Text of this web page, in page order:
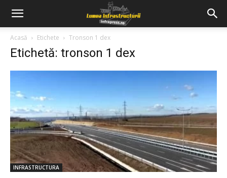
Acasă Etichete Tronson 1 dex
Etichetă: tronson 1 dex
INFRASTRUCTURA